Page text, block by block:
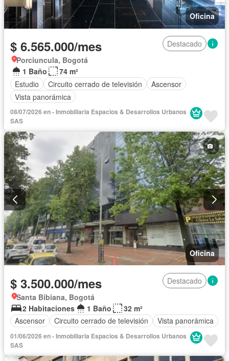
Oficina
$ 6.565.000/mes
Destacado
Porciuncula, Bogotá
1 Baño
74 m²
Estudio
Circuito cerrado de televisión
Ascensor
Vista panorámica
08/07/2026 en - Inmobiliaria Espacios & Desarrollos Urbanos
SAS
Oficina
$ 3.500.000/mes
Destacado
Santa Bibiana, Bogotá
2 Habitaciones
1 Baño
32 m²
Ascensor
Circuito cerrado de televisión Vista panorámica
01/06/2026 en - Inmobiliaria Espacios & Desarrollos Urbanos
SAS